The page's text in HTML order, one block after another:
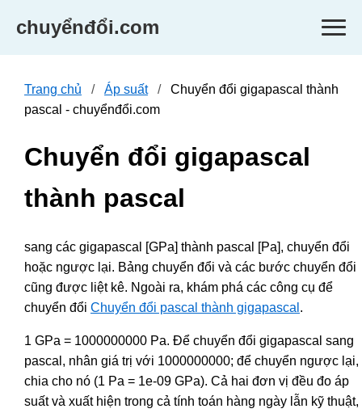
chuyểnđổi.com
Trang chủ Áp suất
Chuyển đổi gigapascal thành
pascal - chuyểnđổi.com
Chuyển đổi gigapascal
thành pascal
sang các gigapascal [GPa] thành pascal [Pa], chuyển đổi
hoặc ngược lại. Bảng chuyển đổi và các bước chuyển đổi
cũng được liệt kê. Ngoài ra, khám phá các công cụ để
chuyển đổi Chuyển đổi pascal thành gigapascal .
1 GPa = 1000000000 Pa. Để chuyển đổi gigapascal sang
pascal, nhân giá trị với 1000000000; để chuyển ngược lại,
chia cho nó (1 Pa = 1e-09 GPa). Cả hai đơn vị đều đo áp
suất và xuất hiện trong cả tính toán hàng ngày lẫn kỹ thuật,